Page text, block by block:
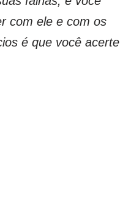
com ele e com os
é que você acerte